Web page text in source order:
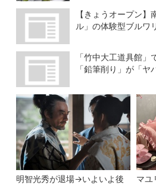
【きょうオープン
ル」の体験型ブルワ
「竹中大工道具館」
「鉛筆削り」が「ヤ
明智光秀が退場→いよいよ後
マユ